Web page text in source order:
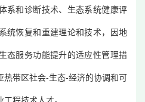
系和诊断技术、生态系统健康评
统恢复和重建理论和技术，因地
态服务功能提升的适应性管理措
热带区社会-生态-经济的协调和可